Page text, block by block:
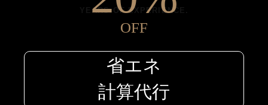
3
4
1
2
YEARS OF EXPERIENCE.
OFF
省エネ
計算代行